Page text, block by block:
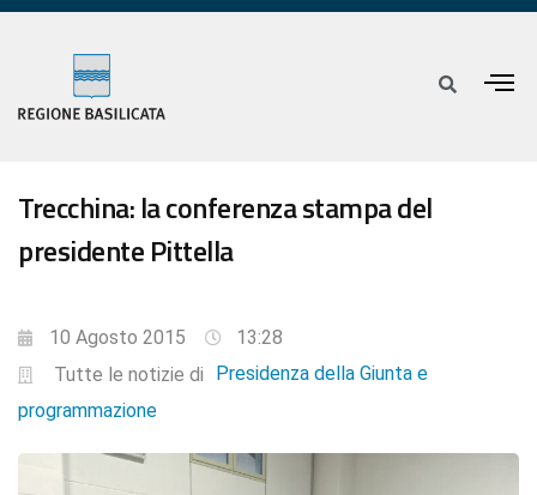
Trecchina: la conferenza stampa del
presidente Pittella
10 Agosto 2015
13:28
Tutte le notizie di
Presidenza della Giunta e
programmazione